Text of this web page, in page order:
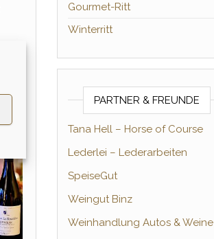
Gourmet-Ritt
Winterritt
PARTNER & FREUNDE
Tana Hell – Horse of Course
Lederlei – Lederarbeiten
SpeiseGut
Weingut Binz
Weinhandlung Autos & Weine